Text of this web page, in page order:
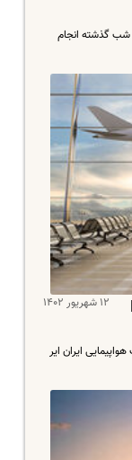
پرواز ایران‌ایر از استانبول به مقصد ایران که قرار بود ساعت ۱۰ شب گذشته انجام
۱۲ شهریور ۱۴۰۲
ایران ایر